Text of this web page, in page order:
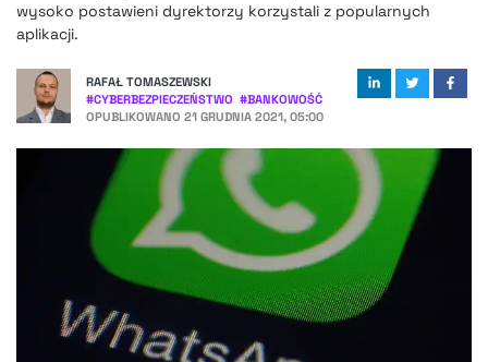
wysoko postawieni dyrektorzy korzystali z popularnych
aplikacji.
RAFAŁ TOMASZEWSKI
#CYBERBEZPIECZEŃSTWO #BANKOWOŚĆ
OPUBLIKOWANO 21 GRUDNIA 2021, 05:00